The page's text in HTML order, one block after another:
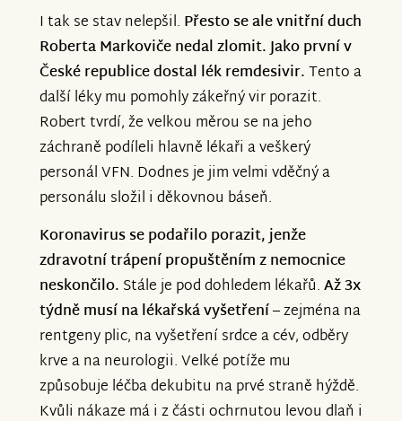
I tak se stav nelepšil. Přesto se ale vnitřní duch
Roberta Markoviče nedal zlomit. Jako první v
České republice dostal lék remdesivir.Tento a
další léky mu pomohly zákeřný vir porazit.
Robert tvrdí, že velkou měrou se na jeho
záchraně podíleli hlavně lékaři a veškerý
personál VFN. Dodnes je jim velmi vděčný a
personálu složil i děkovnou báseň.
Koronavirus se podařilo porazit, jenže
zdravotní trápení propuštěním z nemocnice
neskončilo. Stále je pod dohledem lékařů.Až 3x
týdně musí na lékařská vyšetření– zejména na
rentgeny plic, na vyšetření srdce a cév, odběry
krve a na neurologii. Velké potíže mu
způsobuje léčba dekubitu na prvé straně hýždě.
Kvůli nákaze má i z části ochrnutou levou dlaň i